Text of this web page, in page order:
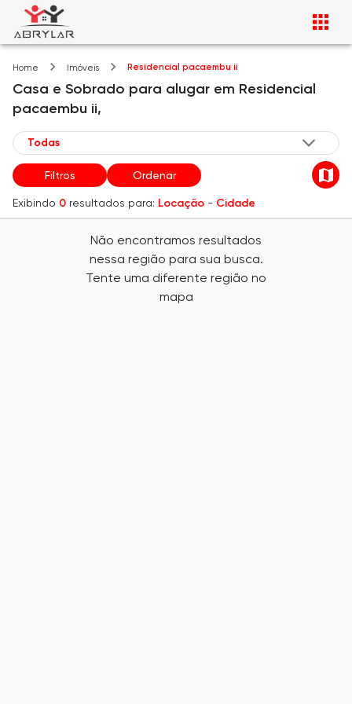
Home Imóveis Residencial pacaembu ii
Casa e Sobrado para alugar em Residencial
pacaembu ii,
Filtros Ordenar
Exibindo 0 resultados para: Locação - Cidade
Não encontramos resultados
nessa região para sua busca.
Tente uma diferente região no
mapa